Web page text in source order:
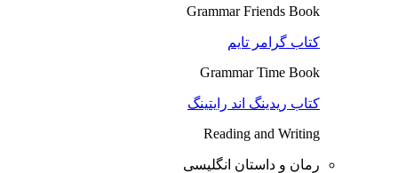
Grammar Friends Book
کتاب گرامر تایم
Grammar Time Book
کتاب ریدینگ اند رایتینگ
Reading and Writing
رمان و داستان انگلیسی